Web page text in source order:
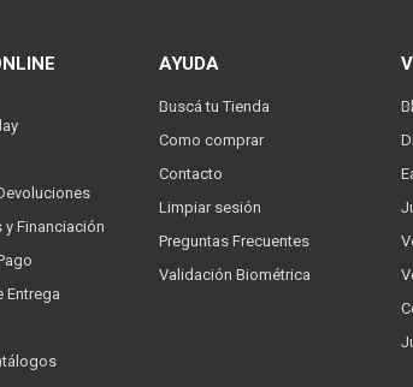
Financiación
Entrega
AYUDA
Buscá tu Tienda
Como comprar
Contacto
Limpiar sesión
Preguntas Frecuentes
Validación Biométrica